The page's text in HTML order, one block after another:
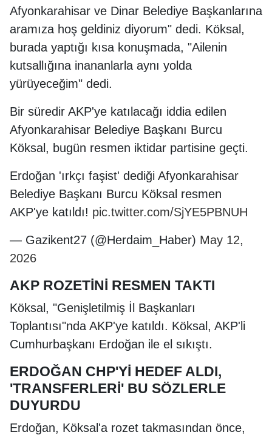
Afyonkarahisar ve Dinar Belediye Başkanlarına
aramıza hoş geldiniz diyorum" dedi. Köksal,
burada yaptığı kısa konuşmada, "Ailenin
kutsallığına inananlarla aynı yolda
yürüyeceğim" dedi.
Bir süredir AKP'ye katılacağı iddia edilen
Afyonkarahisar Belediye Başkanı Burcu
Köksal, bugün resmen iktidar partisine geçti.
Erdoğan 'ırkçı faşist' dediği Afyonkarahisar
Belediye Başkanı Burcu Köksal resmen
AKP'ye katıldı! pic.twitter.com/SjYE5PBNUH
— Gazikent27 (@Herdaim_Haber) May 12,
2026
AKP ROZETİNİ RESMEN TAKTI
Köksal, "Genişletilmiş İl Başkanları
Toplantısı"nda AKP'ye katıldı. Köksal, AKP'li
Cumhurbaşkanı Erdoğan ile el sıkıştı.
ERDOĞAN CHP'Yİ HEDEF ALDI,
'TRANSFERLERİ' BU SÖZLERLE
DUYURDU
Erdoğan, Köksal'a rozet takmasından önce,